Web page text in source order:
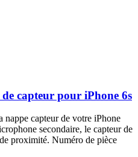
capteur pour iPhone 6s
nappe capteur de votre iPhone
secondaire, le capteur de
proximité. Numéro de pièce